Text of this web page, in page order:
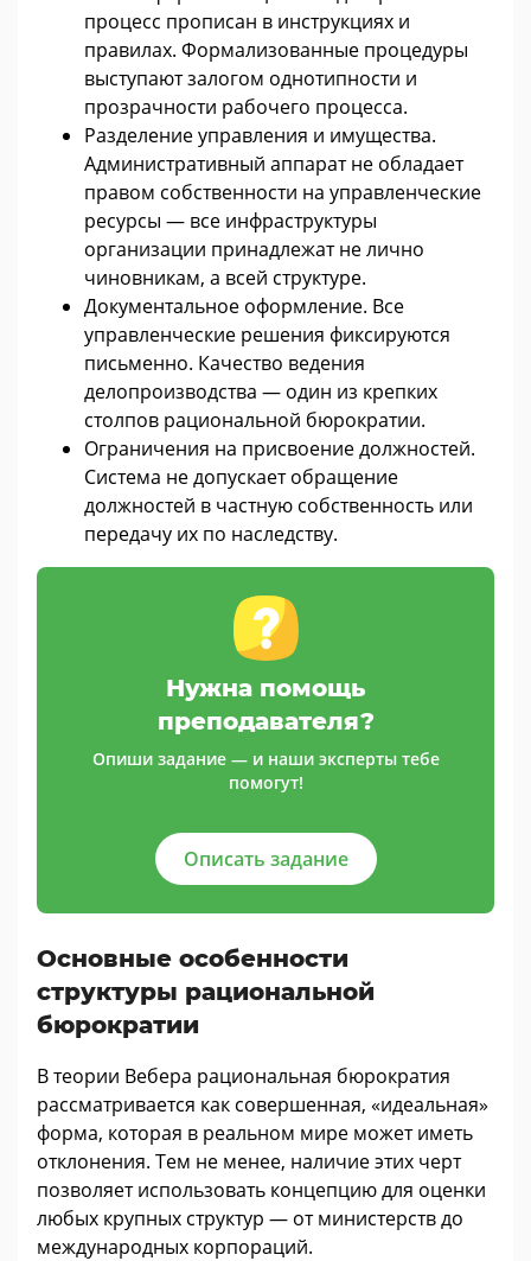
процесс прописан в инструкциях и
правилах. Формализованные процедуры
выступают залогом однотипности и
прозрачности рабочего процесса.
Разделение управления и имущества.
Административный аппарат не обладает
правом собственности на управленческие
ресурсы — все инфраструктуры
организации принадлежат не лично
чиновникам, а всей структуре.
Документальное оформление. Все
управленческие решения фиксируются
письменно. Качество ведения
делопроизводства — один из крепких
столпов рациональной бюрократии.
Ограничения на присвоение должностей.
Система не допускает обращение
должностей в частную собственность или
передачу их по наследству.
Нужна помощь
преподавателя?
Опиши задание — и наши эксперты тебе
помогут!
Описать задание
Основные особенности
структуры рациональной
бюрократии
В теории Вебера рациональная бюрократия
рассматривается как совершенная, «идеальная»
форма, которая в реальном мире может иметь
отклонения. Тем не менее, наличие этих черт
позволяет использовать концепцию для оценки
любых крупных структур — от министерств до
международных корпораций.